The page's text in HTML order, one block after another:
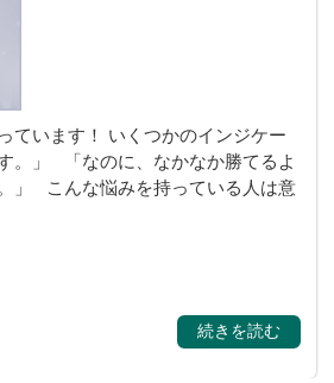
ています！ いくつかのインジケー
。」 「なのに、なかなか勝てるよ
」 こんな悩みを持っている人は意
続きを読む